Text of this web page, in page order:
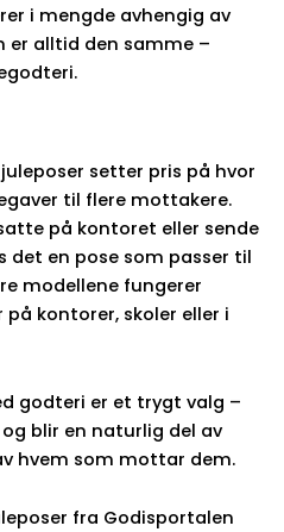
i mengde avhengig av
er alltid den samme –
setter pris på hvor
til flere mottakere.
på kontoret eller sende
det en pose som passer til
modellene fungerer
kontorer, skoler eller i
godteri er et trygt valg –
blir en naturlig del av
hvem som mottar dem.
fra Godisportalen